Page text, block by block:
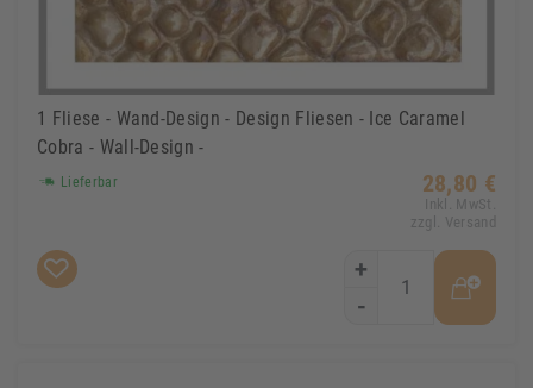
1 Fliese - Wand-Design - Design Fliesen - Ice Caramel
Cobra - Wall-Design -
Lieferbar 28,80 €
Inkl. MwSt.
zzgl. Versand
+
-